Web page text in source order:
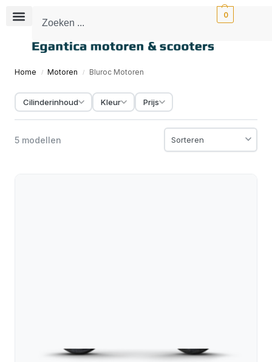
0
Home / Motoren / Bluroc Motoren
Cilinderinhoud Kleur Prijs
5 modellen